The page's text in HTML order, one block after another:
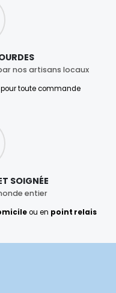
nos artisans locaux
toute commande
SOIGNÉE
entier
ou en point relais